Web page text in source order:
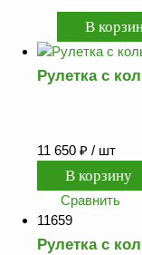
Рулетка с
11 650 ₽ / шт
Сравнить
11659
Рулетка с